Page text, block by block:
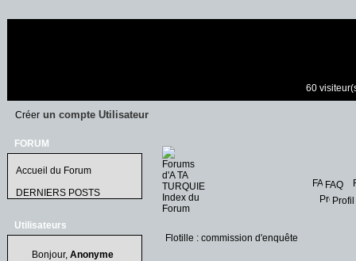
60
Créer un compte Utilisateur
FORUM
Accueil du Forum
DERNIERS POSTS
Utilisateurs
Bonjour, Anonyme
FAQ
Profil
Flotille : commission d'enquête